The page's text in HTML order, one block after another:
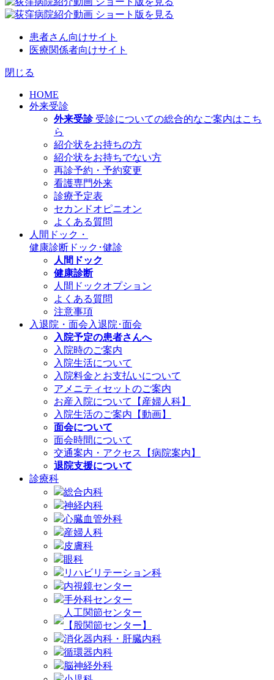
患者さん向けサイト
医療関係者向けサイト
閉じる
HOME
外来受診
外来受診 受診についての総合的なご案内はこち
ら
紹介状をお持ちの方
紹介状をお持ちでない方
再診予約・予約変更
看護専門外来
診療予定表
セカンドオピニオン
よくある質問
人間ドック・
健康診断 ドック･健診
人間ドック
健康診断
人間ドックオプション
よくある質問
注意事項
入退院・面会 入退院･面会
入院予定の患者さんへ
入院時のご案内
入院生活について
入院料金とお支払いについて
アメニティセットのご案内
お産入院について【産婦人科】
入院生活のご案内【動画】
面会について
面会時間について
交通案内・アクセス【病院案内】
退院支援について
診療科
総合内科
神経内科
心臓血管外科
産婦人科
皮膚科
眼科
リハビリテーション科
内視鏡センター
手外科センター
人工関節センター
【股関節センター】
消化器内科・肝臓内科
循環器内科
脳神経外科